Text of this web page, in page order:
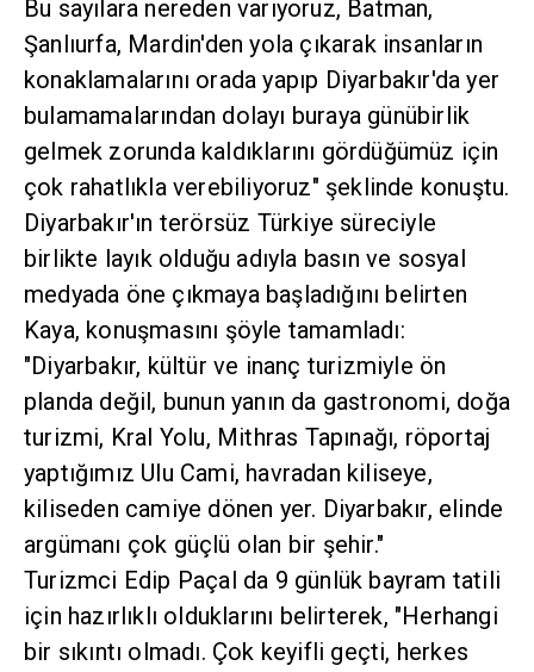
Bu sayılara nereden varıyoruz, Batman,
Şanlıurfa, Mardin'den yola çıkarak insanların
konaklamalarını orada yapıp Diyarbakır'da yer
bulamamalarından dolayı buraya günübirlik
gelmek zorunda kaldıklarını gördüğümüz için
çok rahatlıkla verebiliyoruz" şeklinde konuştu.
Diyarbakır'ın terörsüz Türkiye süreciyle
birlikte layık olduğu adıyla basın ve sosyal
medyada öne çıkmaya başladığını belirten
Kaya, konuşmasını şöyle tamamladı:
"Diyarbakır, kültür ve inanç turizmiyle ön
planda değil, bunun yanın da gastronomi, doğa
turizmi, Kral Yolu, Mithras Tapınağı, röportaj
yaptığımız Ulu Cami, havradan kiliseye,
kiliseden camiye dönen yer. Diyarbakır, elinde
argümanı çok güçlü olan bir şehir."
Turizmci Edip Paçal da 9 günlük bayram tatili
için hazırlıklı olduklarını belirterek, "Herhangi
bir sıkıntı olmadı. Çok keyifli geçti, herkes